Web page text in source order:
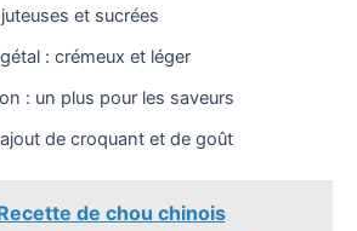
et sucrées
: crémeux et léger
: un plus pour les saveurs
de croquant et de goût
de chou chinois